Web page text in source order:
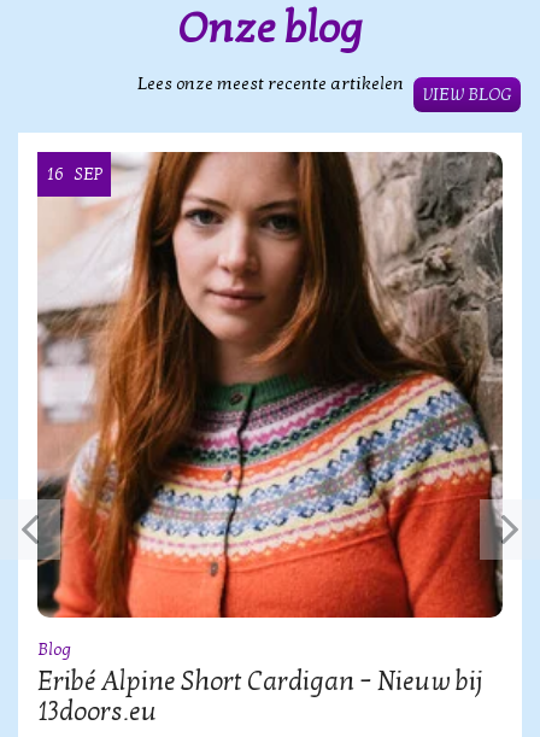
Onze blog
Lees onze meest recente artikelen
VIEW BLOG
16 SEP
Blog
Eribé Alpine Short Cardigan – Nieuw bij
13doors.eu